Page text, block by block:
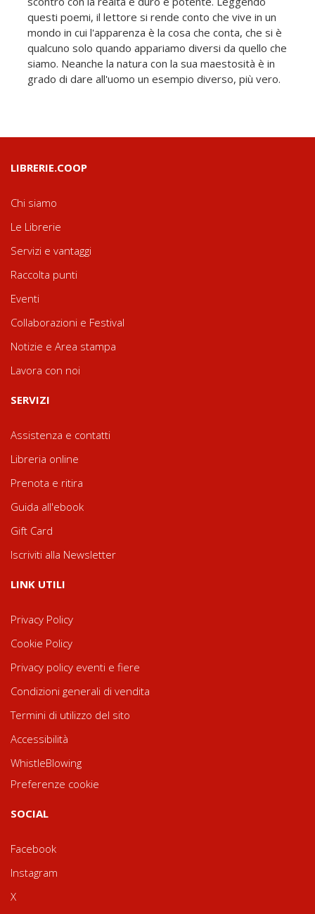
questi poemi, il lettore si rende conto che vive in un
mondo in cui l'apparenza è la cosa che conta, che si è
qualcuno solo quando appariamo diversi da quello che
siamo. Neanche la natura con la sua maestosità è in
grado di dare all'uomo un esempio diverso, più vero.
LIBRERIE.COOP
Chi siamo
Le Librerie
Servizi e vantaggi
Raccolta punti
Eventi
Collaborazioni e Festival
Notizie e Area stampa
Lavora con noi
SERVIZI
Assistenza e contatti
Libreria online
Prenota e ritira
Guida all'ebook
Gift Card
Iscriviti alla Newsletter
LINK UTILI
Privacy Policy
Cookie Policy
Privacy policy eventi e fiere
Condizioni generali di vendita
Termini di utilizzo del sito
Accessibilità
WhistleBlowing
Preferenze cookie
SOCIAL
Facebook
Instagram
X